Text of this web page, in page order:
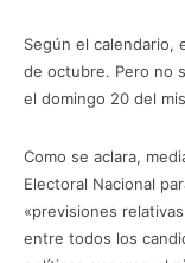
Según el calendario,
de octubre. Pero no
el domingo 20 del
Como se aclara,
Electoral Nacional
«previsiones
entre todos los